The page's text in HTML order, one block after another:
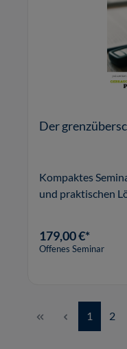
Der
Kompaktes
und praktischen
179,00 €*
Offenes Seminar
Seite
1 Seite
2